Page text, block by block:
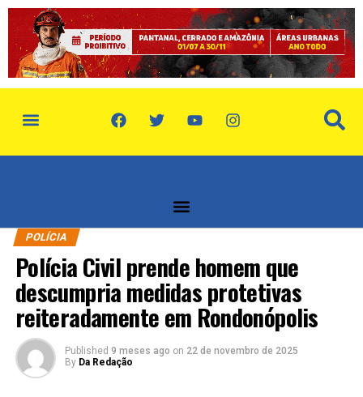
POLÍCIA
Polícia Civil prende homem que
descumpria medidas protetivas
reiteradamente em Rondonópolis
Published 9 meses ago on 22 de novembro de 2025
By Da Redação